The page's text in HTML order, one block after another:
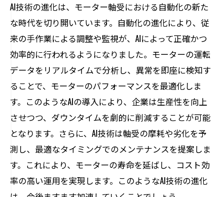
AI技術の進化は、モーター軸受における自動化の新た
な時代を切り開いています。自動化の進化により、従
来の手作業による調整や監視が、AIによって正確かつ
効率的に行われるようになりました。モーターの運転
データをリアルタイムで分析し、異常を即座に検知す
ることで、モーターのパフォーマンスを最適化しま
す。このようなAIの導入により、企業は生産性を向上
させつつ、ダウンタイムを劇的に削減することが可能
となります。さらに、AI技術は軸受の摩耗や劣化を予
測し、最適なタイミングでのメンテナンスを提案しま
す。これにより、モーターの寿命を延ばし、コスト効
率の高い運用を実現します。このようなAI技術の進化